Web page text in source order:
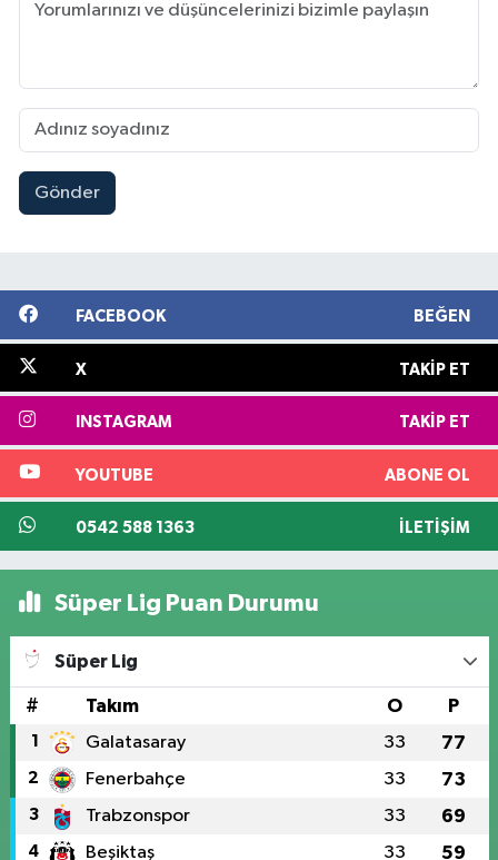
Gönder
FACEBOOK BEĞEN
X TAKIP ET
INSTAGRAM TAKIP ET
YOUTUBE ABONE OL
0542 588 1363 İLETIŞIM
Süper Lig Puan Durumu
Süper Lig
# Takım O P
1 Galatasaray 33 77
2 Fenerbahçe 33 73
3 Trabzonspor 33 69
4 Beşiktaş 33 59